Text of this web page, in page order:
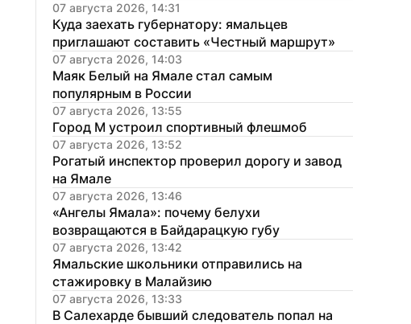
07 августа 2026, 14:31
Куда заехать губернатору: ямальцев
приглашают составить «Честный маршрут»
07 августа 2026, 14:03
Маяк Белый на Ямале стал самым
популярным в России
07 августа 2026, 13:55
Город М устроил спортивный флешмоб
07 августа 2026, 13:52
Рогатый инспектор проверил дорогу и завод
на Ямале
07 августа 2026, 13:46
«Ангелы Ямала»: почему белухи
возвращаются в Байдарацкую губу
07 августа 2026, 13:42
Ямальские школьники отправились на
стажировку в Малайзию
07 августа 2026, 13:33
В Салехарде бывший следователь попал на